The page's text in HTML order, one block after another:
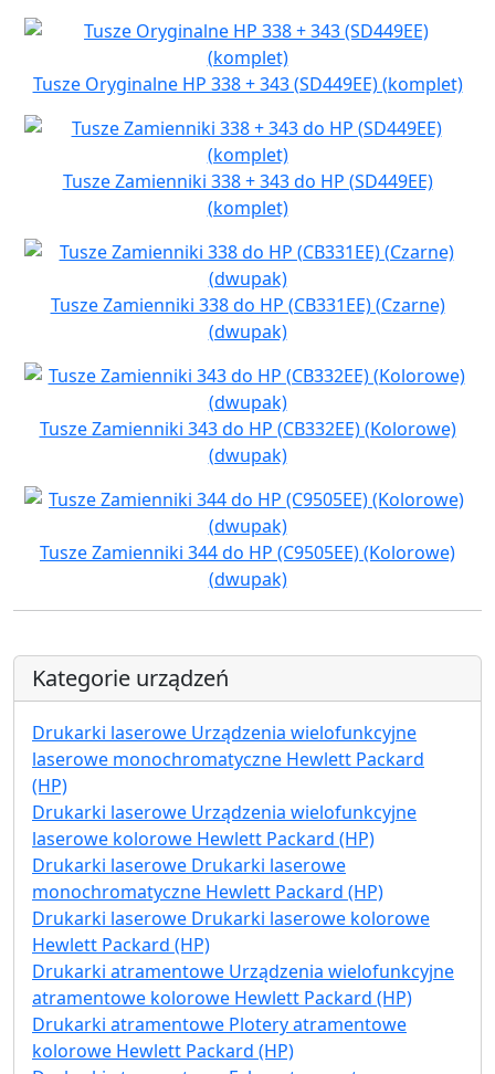
Tusze Oryginalne HP 338 + 343 (SD449EE) (komplet)
Tusze Zamienniki 338 + 343 do HP (SD449EE)
(komplet)
Tusze Zamienniki 338 do HP (CB331EE) (Czarne)
(dwupak)
Tusze Zamienniki 343 do HP (CB332EE) (Kolorowe)
(dwupak)
Tusze Zamienniki 344 do HP (C9505EE) (Kolorowe)
(dwupak)
Kategorie urządzeń
Drukarki laserowe Urządzenia wielofunkcyjne
laserowe monochromatyczne Hewlett Packard
(HP)
Drukarki laserowe Urządzenia wielofunkcyjne
laserowe kolorowe Hewlett Packard (HP)
Drukarki laserowe Drukarki laserowe
monochromatyczne Hewlett Packard (HP)
Drukarki laserowe Drukarki laserowe kolorowe
Hewlett Packard (HP)
Drukarki atramentowe Urządzenia wielofunkcyjne
atramentowe kolorowe Hewlett Packard (HP)
Drukarki atramentowe Plotery atramentowe
kolorowe Hewlett Packard (HP)